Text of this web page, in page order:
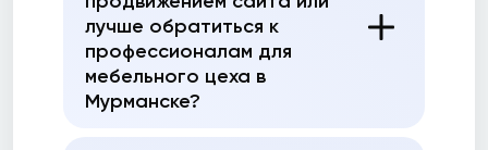
лучше обратиться к
профессионалам для
мебельного цеха в
Мурманске?